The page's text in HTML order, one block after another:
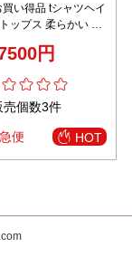
い得品 tシャツヘイ
ップス 柔らかい 純
円
売個数3件
便 HOT